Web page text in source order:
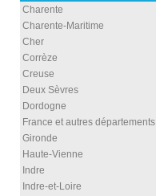
Charente
Charente-Maritime
Cher
Corrèze
Creuse
Deux Sèvres
Dordogne
France et autres départements
Gironde
Haute-Vienne
Indre
Indre-et-Loire